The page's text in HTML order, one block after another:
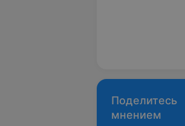
Поделитесь
мнением